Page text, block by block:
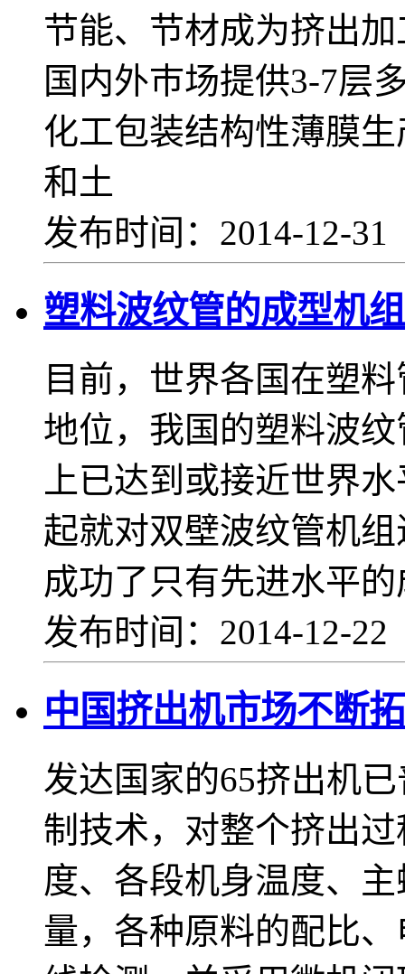
节能、节材成为挤出
国内外巿场提供3-7层
化工包装结构性薄膜
和土
发布时间：2014-12-
塑料波纹管的成型机
目前，世界各国在塑
地位，我国的塑料波
上已达到或接近世界
起就对双壁波纹管机
成功了只有先进水平
发布时间：2014-12-
中国挤出机市场不断
发达国家的65挤出机
制技术，对整个挤出
度、各段机身温度、
量，各种原料的配比